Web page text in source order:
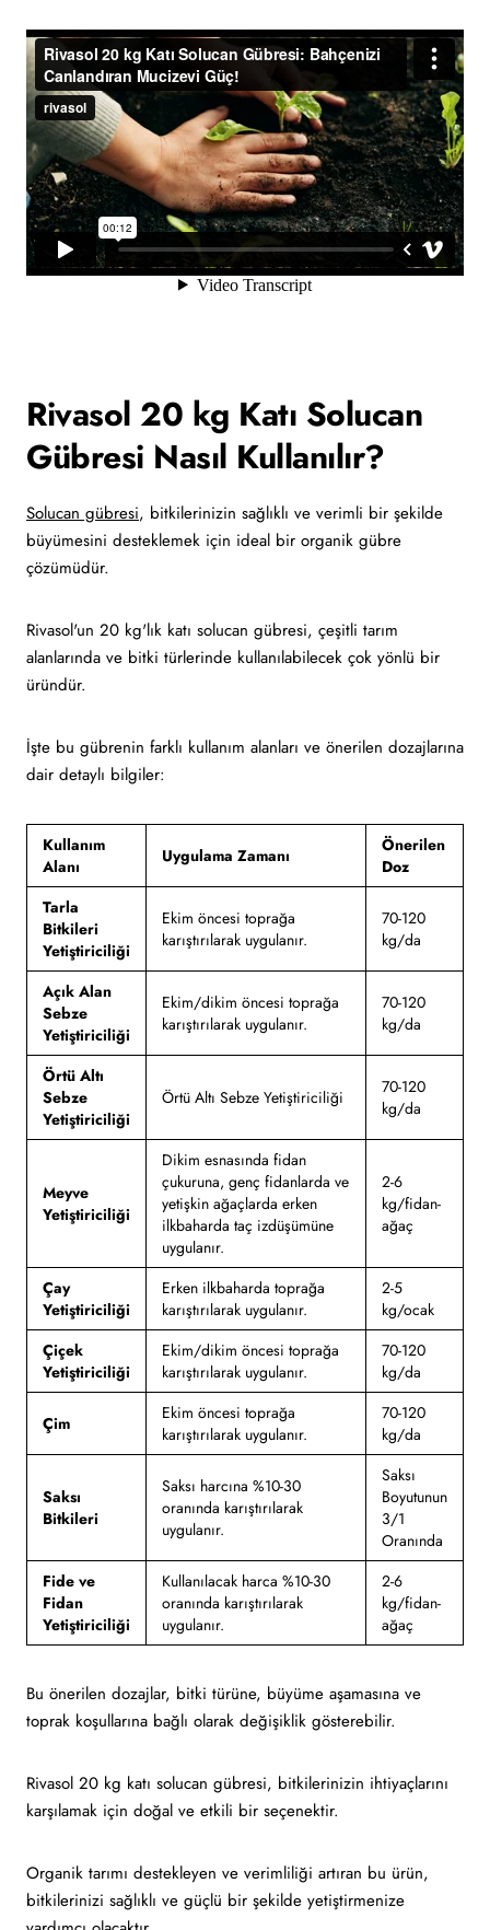
Rivasol 20 kg Katı Solucan
Gübresi Nasıl Kullanılır?
Solucan gübresi, bitkilerinizin sağlıklı ve verimli bir şekilde
büyümesini desteklemek için ideal bir organik gübre
çözümüdür.
Rivasol'un 20 kg'lık katı solucan gübresi, çeşitli tarım
alanlarında ve bitki türlerinde kullanılabilecek çok yönlü bir
üründür.
İşte bu gübrenin farklı kullanım alanları ve önerilen dozajlarına
dair detaylı bilgiler:
Kullanım
Alanı
Uygulama Zamanı
Önerilen
Doz
Tarla
Bitkileri
Yetiştiriciliği
Ekim öncesi toprağa
karıştırılarak uygulanır.
70-120
kg/da
Açık Alan
Sebze
Yetiştiriciliği
Ekim/dikim öncesi toprağa
karıştırılarak uygulanır.
70-120
kg/da
Örtü Altı
Sebze
Yetiştiriciliği
Örtü Altı Sebze Yetiştiriciliği
70-120
kg/da
Meyve
Yetiştiriciliği
Dikim esnasında fidan
çukuruna, genç fidanlarda ve
yetişkin ağaçlarda erken
ilkbaharda taç izdüşümüne
uygulanır.
2-6
kg/fidan-
ağaç
Çay
Yetiştiriciliği
Erken ilkbaharda toprağa
karıştırılarak uygulanır.
2-5
kg/ocak
Çiçek
Yetiştiriciliği
Ekim/dikim öncesi toprağa
karıştırılarak uygulanır.
70-120
kg/da
Çim
Ekim öncesi toprağa
karıştırılarak uygulanır.
70-120
kg/da
Saksı
Bitkileri
Saksı harcına %10-30
oranında karıştırılarak
uygulanır.
Saksı
Boyutunun
3/1
Oranında
Fide ve
Fidan
Yetiştiriciliği
Kullanılacak harca %10-30
oranında karıştırılarak
uygulanır.
2-6
kg/fidan-
ağaç
Bu önerilen dozajlar, bitki türüne, büyüme aşamasına ve
toprak koşullarına bağlı olarak değişiklik gösterebilir.
Rivasol 20 kg katı solucan gübresi, bitkilerinizin ihtiyaçlarını
karşılamak için doğal ve etkili bir seçenektir.
Organik tarımı destekleyen ve verimliliği artıran bu ürün,
bitkilerinizi sağlıklı ve güçlü bir şekilde yetiştirmenize